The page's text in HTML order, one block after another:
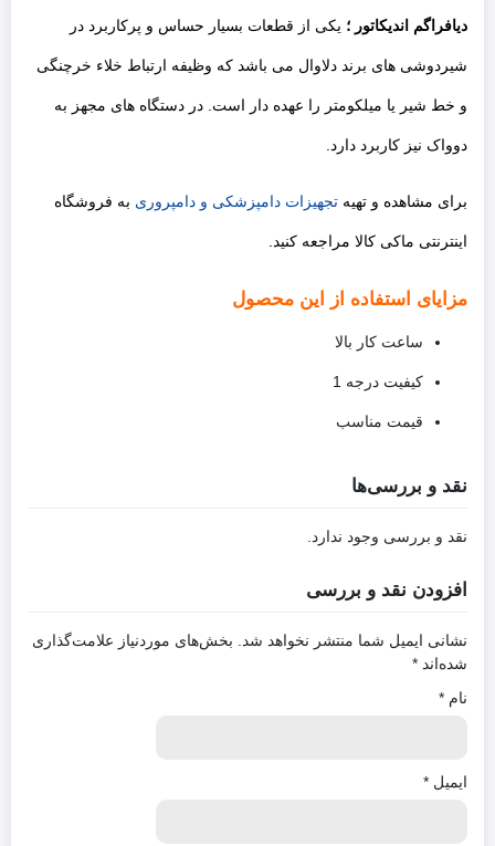
دیافراگم اندیکاتور ؛ یکی از قطعات بسیار حساس و پرکاربرد در
شیردوشی های برند دلاوال می باشد که وظیفه ارتباط خلاء خرچنگی
و خط شیر یا میلکومتر را عهده دار است. در دستگاه های مجهز به
دوواک نیز کاربرد دارد.
برای مشاهده و تهیه تجهیزات دامپزشکی و دامپروری به فروشگاه
اینترنتی ماکی کالا مراجعه کنید.
مزایای استفاده از این محصول
ساعت کار بالا
کیفیت درجه 1
قیمت مناسب
نقد و بررسی‌ها
نقد و بررسی وجود ندارد.
افزودن نقد و بررسی
نشانی ایمیل شما منتشر نخواهد شد.
بخش‌های موردنیاز علامت‌گذاری
شده‌اند *
نام *
ایمیل *